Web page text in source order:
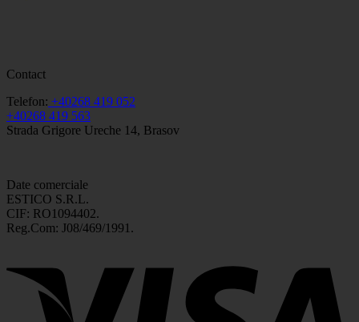
Contact
Telefon: +40268 419 052
+40268 419 563
Strada Grigore Ureche 14, Brasov
Date comerciale
ESTICO S.R.L.
CIF: RO1094402.
Reg.Com: J08/469/1991.